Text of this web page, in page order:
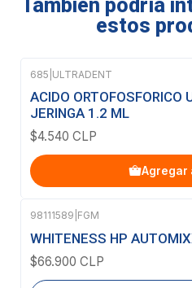
También podría
estos
685 ULTRADENT
ACIDO ORTOFOSFORICO
JERINGA 1.2 ML
$4.540 CLP
Agregar
Agotado
98111589 FGM
WHITENESS HP
$66.900 CLP